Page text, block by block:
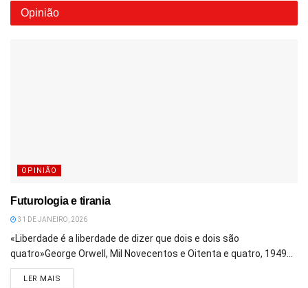
Opinião
OPINIÃO
Futurologia e tirania
31 DE JANEIRO, 2026
«Liberdade é a liberdade de dizer que dois e dois são
quatro»George Orwell, Mil Novecentos e Oitenta e quatro, 1949...
LER MAIS